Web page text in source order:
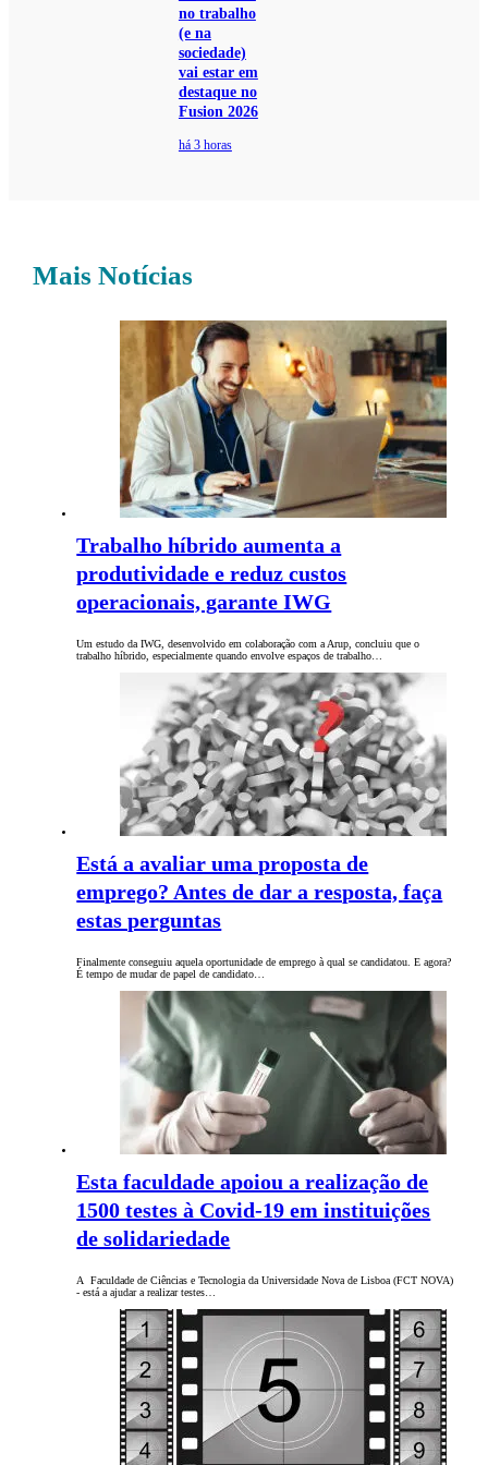
no trabalho
(e na
sociedade)
vai estar em
destaque no
Fusion 2026
há 3 horas
Mais Notícias
Trabalho híbrido aumenta a
produtividade e reduz custos
operacionais, garante IWG
Um estudo da IWG, desenvolvido em colaboração com a Arup, concluiu que o
trabalho híbrido, especialmente quando envolve espaços de trabalho…
Está a avaliar uma proposta de
emprego? Antes de dar a resposta, faça
estas perguntas
Finalmente conseguiu aquela oportunidade de emprego à qual se candidatou. E agora?
É tempo de mudar de papel de candidato…
Esta faculdade apoiou a realização de
1500 testes à Covid-19 em instituições
de solidariedade
A Faculdade de Ciências e Tecnologia da Universidade Nova de Lisboa (FCT NOVA)
- está a ajudar a realizar testes…